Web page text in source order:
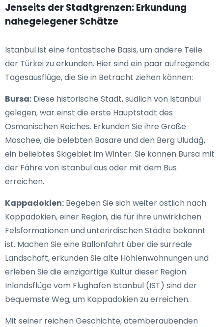
Jenseits der Stadtgrenzen: Erkundung
nahegelegener Schätze
Istanbul ist eine fantastische Basis, um andere Teile
der Türkei zu erkunden. Hier sind ein paar aufregende
Tagesausflüge, die Sie in Betracht ziehen können:
Bursa: Diese historische Stadt, südlich von Istanbul
gelegen, war einst die erste Hauptstadt des
Osmanischen Reiches. Erkunden Sie ihre Große
Moschee, die belebten Basare und den Berg Uludağ,
ein beliebtes Skigebiet im Winter. Sie können Bursa mit
der Fähre von Istanbul aus oder mit dem Bus
erreichen.
Kappadokien: Begeben Sie sich weiter östlich nach
Kappadokien, einer Region, die für ihre unwirklichen
Felsformationen und unterirdischen Städte bekannt
ist. Machen Sie eine Ballonfahrt über die surreale
Landschaft, erkunden Sie alte Höhlenwohnungen und
erleben Sie die einzigartige Kultur dieser Region.
Inlandsflüge vom Flughafen Istanbul (IST) sind der
bequemste Weg, um Kappadokien zu erreichen.
Mit seiner reichen Geschichte, atemberaubenden